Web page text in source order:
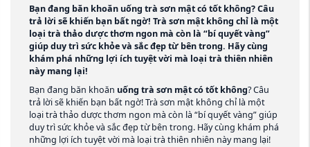
Bạn đang băn khoăn uống trà sơn mật có tốt không? Câu
trả lời sẽ khiến bạn bất ngờ! Trà sơn mật không chỉ là một
loại trà thảo dược thơm ngon mà còn là “bí quyết vàng”
giúp duy trì sức khỏe và sắc đẹp từ bên trong. Hãy cùng
khám phá những lợi ích tuyệt vời mà loại trà thiên nhiên
này mang lại!
Bạn đang băn khoăn uống trà sơn mật có tốt không? Câu
trả lời sẽ khiến bạn bất ngờ! Trà sơn mật không chỉ là một
loại trà thảo dược thơm ngon mà còn là “bí quyết vàng” giúp
duy trì sức khỏe và sắc đẹp từ bên trong. Hãy cùng khám phá
những lợi ích tuyệt vời mà loại trà thiên nhiên này mang lại!